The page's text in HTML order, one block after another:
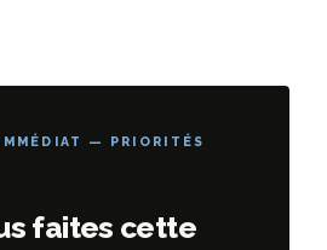
— PRIORITÉS
faites cette